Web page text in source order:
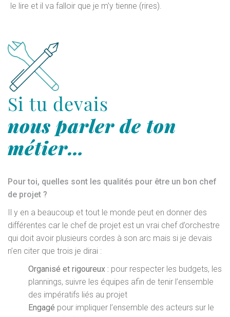
le lire et il va falloir que je m’y tienne (rires).
Si tu devais
nous parler de ton
métier…
Pour toi, quelles sont les qualités pour être un bon chef
de projet ?
Il y en a beaucoup et tout le monde peut en donner des
différentes car le chef de projet est un vrai chef d’orchestre
qui doit avoir plusieurs cordes à son arc mais si je devais
n’en citer que trois je dirai :
Organisé et rigoureux : pour respecter les budgets, les
plannings, suivre les équipes afin de tenir l’ensemble
des impératifs liés au projet
Engagé pour impliquer l’ensemble des acteurs sur le